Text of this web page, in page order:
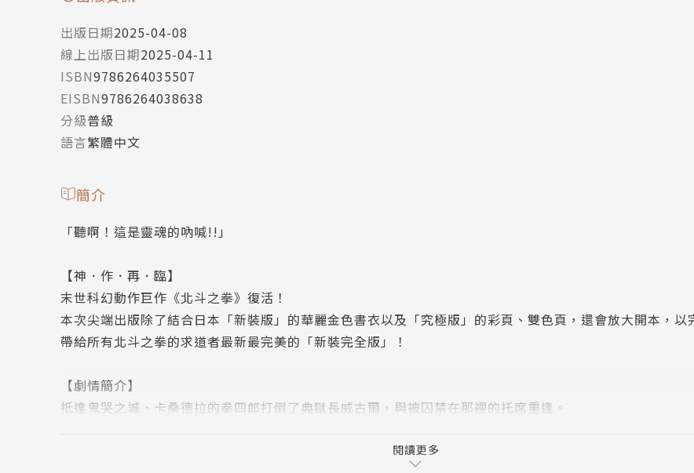
出版日期2025-04-08
線上出版日期2025-04-11
ISBN9786264035507
EISBN9786264038638
分級普級
語言繁體中文
簡介
「聽啊！這是靈魂的吶喊!!」
【神．作．再．臨】
末世科幻動作巨作《北斗之拳》復活！
本次尖端出版除了結合日本「新裝版」的華麗金色書衣以及「究極版」的彩頁、雙色頁，還會放大開本，以
帶給所有北斗之拳的求道者最新最完美的「新裝完全版」！
【劇情簡介】
抵達鬼哭之城．卡桑德拉的拳四郎打倒了典獄長威古爾，與被囚禁在那裡的托席重逢。
閱讀更多